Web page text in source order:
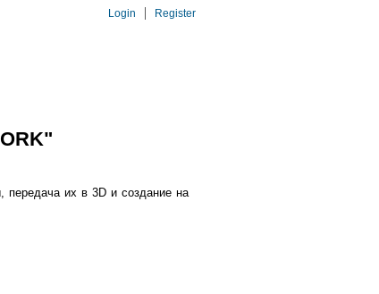
Login Register
передача их в 3D и создание на